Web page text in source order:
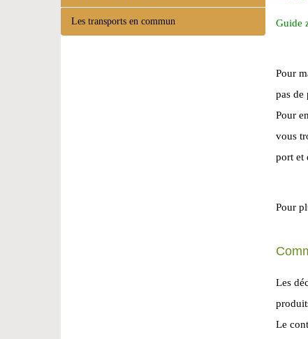
Guide
Pour
pas de
Pour
vous
port et
Pour
Les
Le
Les transports en commun